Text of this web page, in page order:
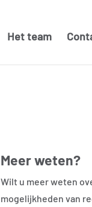
Het team
Meer weten?
Wilt u meer weten
mogelijkheden van